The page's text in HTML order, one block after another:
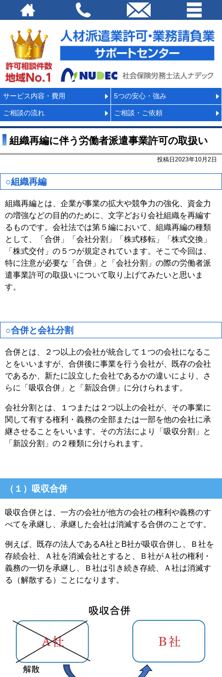
サービス内容・費用 5つの安心・強み
ご相談の流れ ご相談・ご依頼
組織再編に伴う労働者派遣事業許可の取扱い
投稿日2023年10月2日
○組織再編
組織再編とは、企業が事業の拡大や競争力の強化、資金力
の増強などの目的のために、文字どおり会社組織を再編す
るものです。会社法では第５編において、組織再編の種類
として、「合併」「会社分割」「株式移転」「株式交換」
「株式交付」の５つが規定されています。そこで今回は、
特に注意が必要な「合併」と「会社分割」の際の労働者派
遣事業許可の取扱いについて取り上げてみたいと思いま
す。
○合併と会社分割
合併とは、２つ以上の会社が統合して１つの会社になるこ
とをいいますが、合併後に事業を行う会社が、既存の会社
であるか、新たに設立した会社であるかの違いにより、さ
らに「吸収合併」と「新設合併」に分けられます。
会社分割とは、１つまたは２つ以上の会社が、その事業に
関して有する権利・義務の全部または一部を他の会社に承
継させることをいいます。その方法により「吸収分割」と
「新設分割」の２種類に分けられます。
（１）吸収合併
吸収合併とは、一方の会社が他方の会社の権利や義務のす
べてを承継し、承継した会社は消滅する合併のことです。
例えば、既存の法人であるA社と B社が吸収合併し、Ｂ社を
存続会社、Ａ社を消滅会社とすると、Ｂ社がＡ社の権利・
義務の一切を承継し、Ｂ社は引き続き存続、Ａ社は消滅す
る（解散する）ことになります。